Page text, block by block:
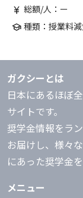
currency_yen 総額/人：ー
school 種類：授業料
ガクシーとは
日本にあるほぼ
サイトです。
奨学金情報をラ
お届けし、様々
にあった奨学金
メニュー